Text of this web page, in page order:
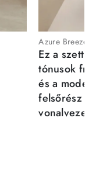
Azure Breeze
Ez a szett
tónusok
és a
felsőrész